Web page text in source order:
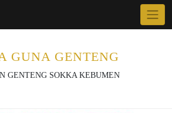
GUNA GENTENG
GENTENG SOKKA KEBUMEN